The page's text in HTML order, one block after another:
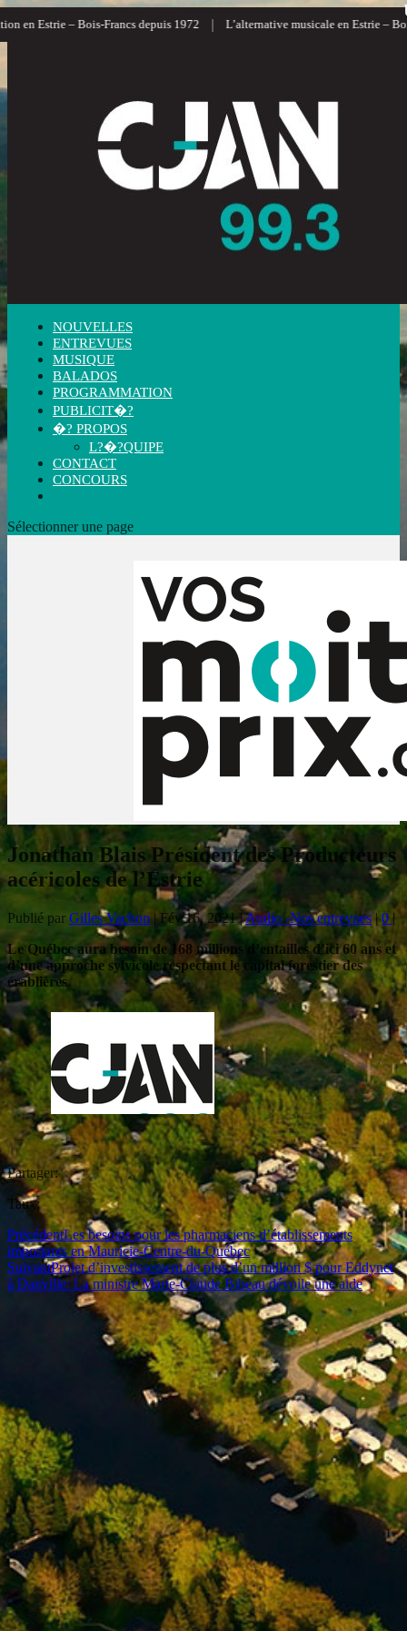
en Estrie – Bois-Francs depuis 1972 L’alternative musicale en Estrie –
NOUVELLES
ENTREVUES
MUSIQUE
BALADOS
PROGRAMMATION
PUBLICIT�?
�? PROPOS
L?�?QUIPE
CONTACT
CONCOURS
Sélectionner une page
Jonathan Blais Président des Producteurs
acéricoles de l’Estrie
Publié par Gilles Vachon|Fév 16, 2021|Audio -Nos entrevues| 0 |
Le Québec aura besoin de 168 millions d’entailles d’ici 60 ans et
d’une approche sylvicole respectant le capital forestier des
érablières.
Partager:
Taux:
PrécédentLes besoins pour les pharmaciens d’établissements
importants en Mauricie-Centre-du-Québec
SuivantProjet d’investissement de plus d’un million $ pour Eddynet
à Danville: La ministre Marie-Claude Bibeau dévoile une aide